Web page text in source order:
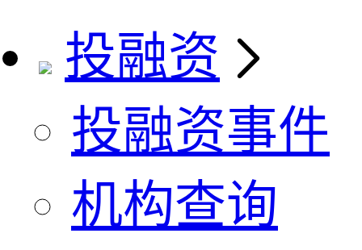
投融资
投融资事件
机构查询